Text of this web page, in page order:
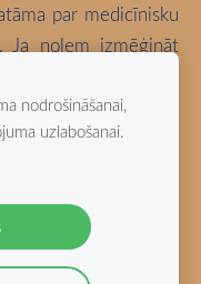
par medicīnisku
nolem izmēģināt
(ja vien nav
nodrošināšanai,
uzlabošanai.